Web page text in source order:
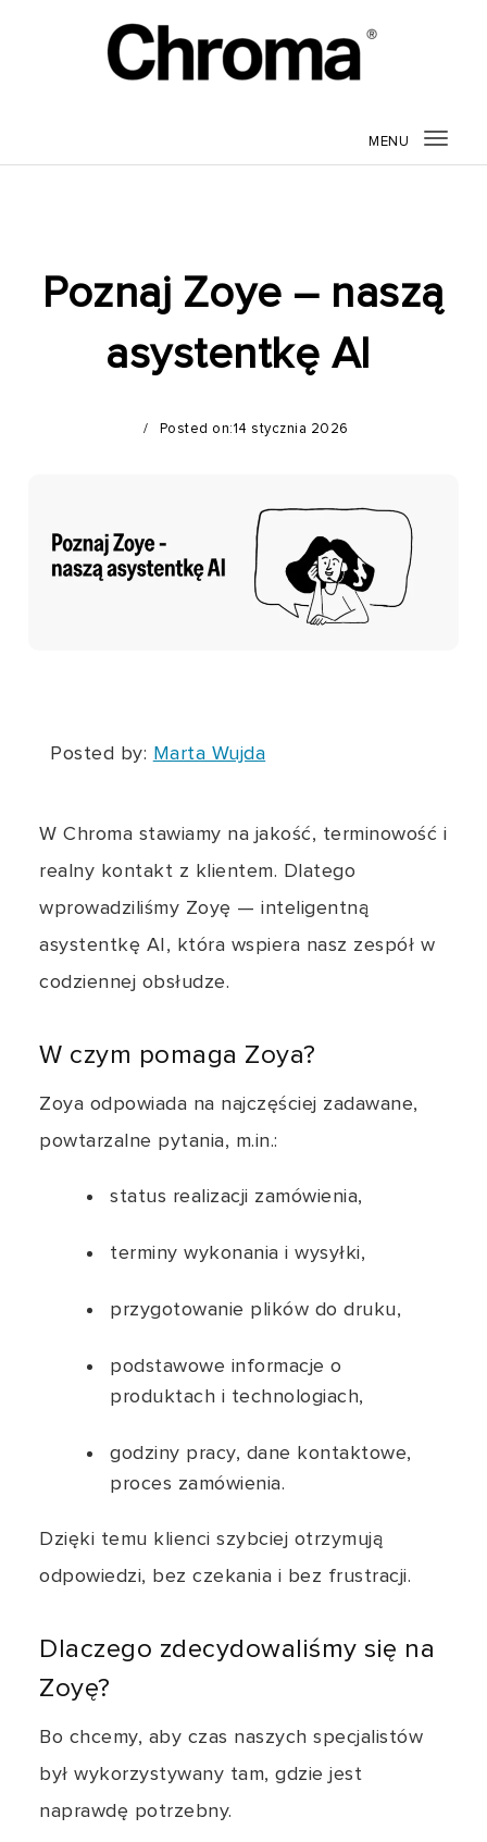
MENU
Poznaj Zoye – naszą
asystentkę AI
Posted on:14 stycznia 2026
Posted by: Marta Wujda
W Chroma stawiamy na jakość, terminowość i
realny kontakt z klientem. Dlatego
wprowadziliśmy Zoyę — inteligentną
asystentkę AI, która wspiera nasz zespół w
codziennej obsłudze.
W czym pomaga Zoya?
Zoya odpowiada na najczęściej zadawane,
powtarzalne pytania, m.in.:
status realizacji zamówienia,
terminy wykonania i wysyłki,
przygotowanie plików do druku,
podstawowe informacje o
produktach i technologiach,
godziny pracy, dane kontaktowe,
proces zamówienia.
Dzięki temu klienci szybciej otrzymują
odpowiedzi, bez czekania i bez frustracji.
Dlaczego zdecydowaliśmy się na
Zoyę?
Bo chcemy, aby czas naszych specjalistów
był wykorzystywany tam, gdzie jest
naprawdę potrzebny.